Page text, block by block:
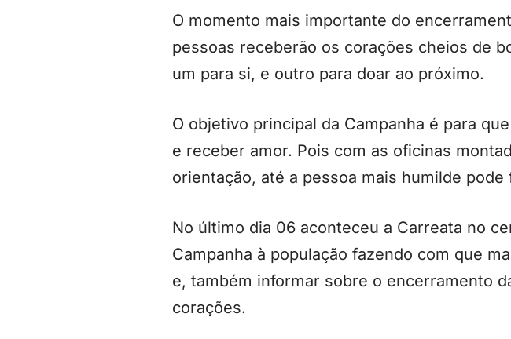
O momento mais importante do
pessoas receberão os corações cheios de
um para si, e outro para doar ao próximo.
O objetivo principal da Campanha é para
e receber amor. Pois com as oficinas
orientação, até a pessoa mais humilde
No último dia 06 aconteceu a Carreata no
Campanha à população fazendo com que
e, também informar sobre o encerramento
corações.